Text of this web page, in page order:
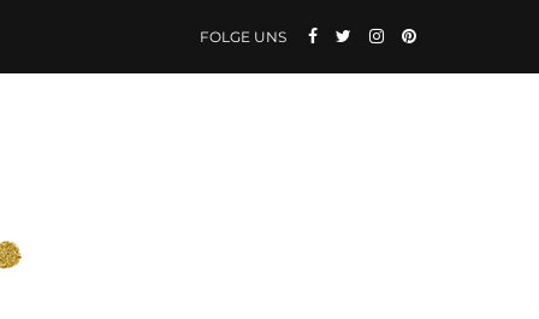
FOLGE UNS